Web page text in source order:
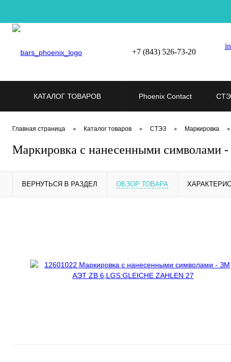
+7 (843) 526-73-20
КАТАЛОГ ТОВАРОВ Phoenix Contact
Главная страница • Каталог товаров • СТЭЗ • Маркировка •
Маркировка с нанесенными
ВЕРНУТЬСЯ В РАЗДЕЛ ОБЗОР ТОВАРА